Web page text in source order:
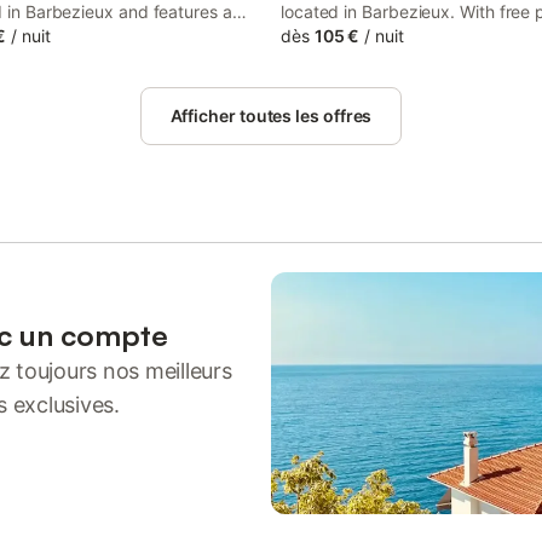
in Barbezieux and features a
and pool views. This property
/ nuit
located in Barbezieux. With free
parking, the property is 30 km
Hirondelle Golf Course.
dès 105 € / nuit
Afficher toutes les offres
un compte
toujours nos meilleurs
exclusives.